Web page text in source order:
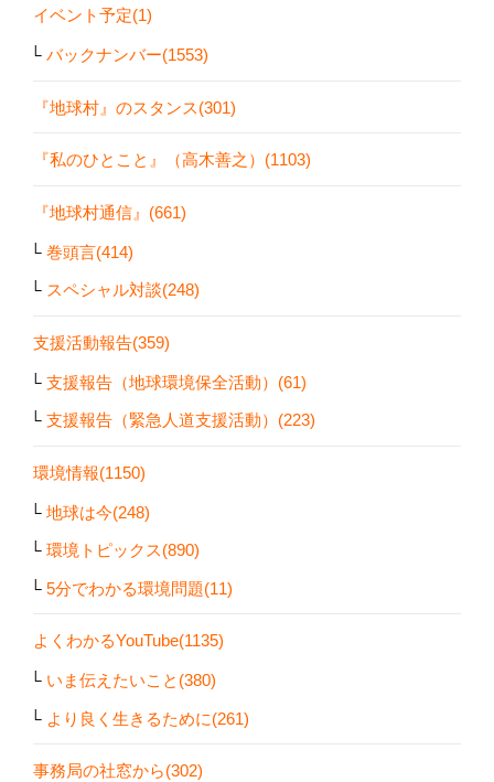
イベント予定(1)
バックナンバー(1553)
『地球村』のスタンス(301)
『私のひとこと』（高木善之）(1103)
『地球村通信』(661)
巻頭言(414)
スペシャル対談(248)
支援活動報告(359)
支援報告（地球環境保全活動）(61)
支援報告（緊急人道支援活動）(223)
環境情報(1150)
地球は今(248)
環境トピックス(890)
5分でわかる環境問題(11)
よくわかるYouTube(1135)
いま伝えたいこと(380)
より良く生きるために(261)
事務局の社窓から(302)